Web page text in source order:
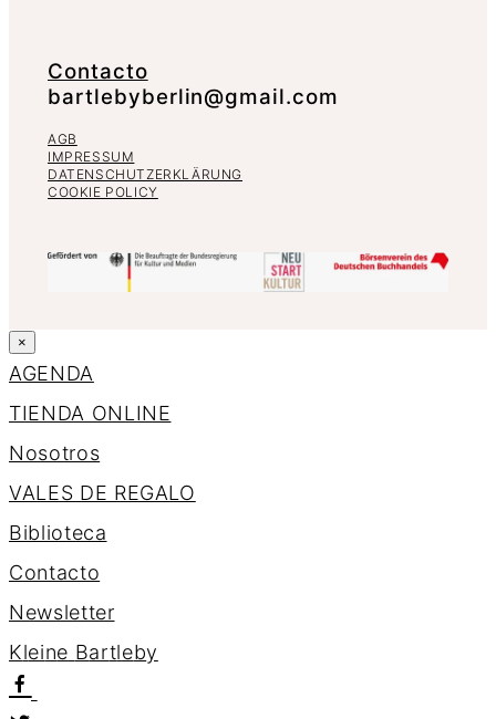
Contacto
bartlebyberlin@gmail.com
AGB
IMPRESSUM
DATENSCHUTZERKLÄRUNG
COOKIE POLICY
×
AGENDA
TIENDA ONLINE
Nosotros
VALES DE REGALO
Biblioteca
Contacto
Newsletter
Kleine Bartleby